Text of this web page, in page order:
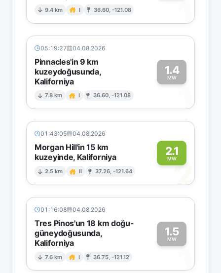
9.4 km I 36.60, -121.08 1
05:19:27 04.08.2026
Pinnacles'in 9 km
kuzeydoğusunda,
Kaliforniya
7.8 km I 36.60, -121.08
1.4
MW
1
01:43:05 04.08.2026
Morgan Hill'in 15 km
kuzeyinde, Kaliforniya
2.5 km II 37.26, -121.64
2.1
MW2
01:16:08 04.08.2026
Tres Pinos'un 18 km doğu-
güneydoğusunda,
Kaliforniya
7.6 km I 36.75, -121.12
1.5
MW
1